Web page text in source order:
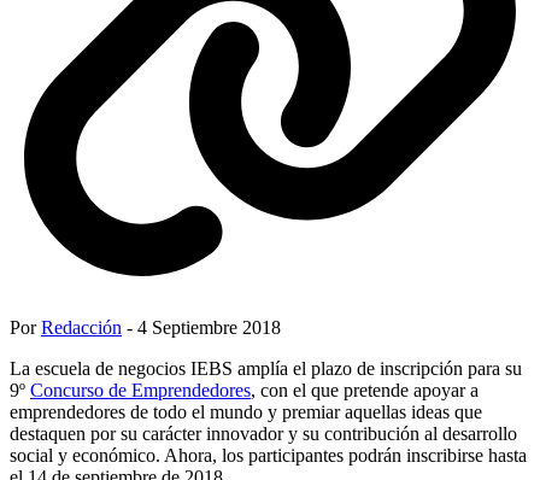
PorRedacción - 4 Septiembre 2018
La escuela de negocios IEBS amplía el plazo de inscripción para su
9º Concurso de Emprendedores, con el que pretende apoyar a
emprendedores de todo el mundo y premiar aquellas ideas que
destaquen por su carácter innovador y su contribución al desarrollo
social y económico. Ahora, los participantes podrán inscribirse hasta